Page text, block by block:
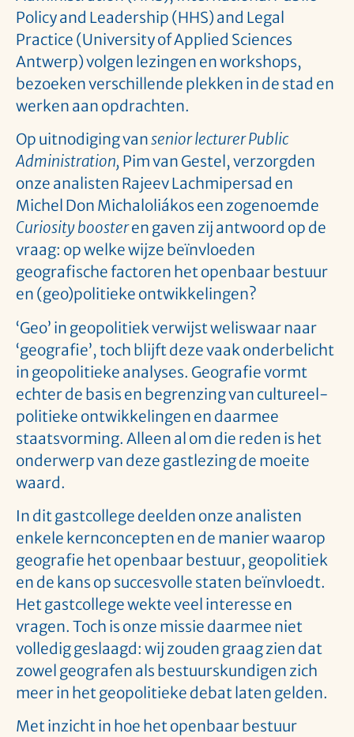
Policy and Leadership (HHS) and Legal
Practice (University of Applied Sciences
Antwerp) volgen lezingen en workshops,
bezoeken verschillende plekken in de stad en
werken aan opdrachten.
Op uitnodiging vansenior lecturer Public
Administration, Pim van Gestel, verzorgden
onze analisten Rajeev Lachmipersad en
Michel Don Michaloliákos een zogenoemde
Curiosity boosteren gaven zij antwoord op de
vraag: op welke wijze beïnvloeden
geografische factoren het openbaar bestuur
en (geo)politieke ontwikkelingen?
‘Geo’ in geopolitiek verwijst weliswaar naar
‘geografie’, toch blijft deze vaak onderbelicht
in geopolitieke analyses. Geografie vormt
echter de basis en begrenzing van cultureel-
politieke ontwikkelingen en daarmee
staatsvorming. Alleen al om die reden is het
onderwerp van deze gastlezing de moeite
waard.
In dit gastcollege deelden onze analisten
enkele kernconcepten en de manier waarop
geografie het openbaar bestuur, geopolitiek
en de kans op succesvolle staten beïnvloedt.
Het gastcollege wekte veel interesse en
vragen. Toch is onze missie daarmee niet
volledig geslaagd: wij zouden graag zien dat
zowel geografen als bestuurskundigen zich
meer in het geopolitieke debat laten gelden.
Met inzicht in hoe het openbaar bestuur